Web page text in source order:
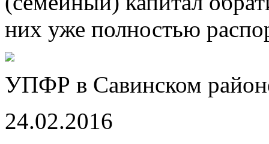
них уже полностью
УПФР в Савинском
24.02.2016